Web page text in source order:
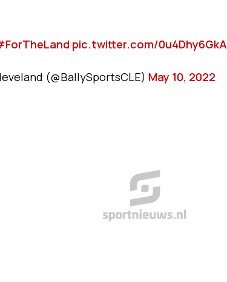
pic.twitter.com/0u4Dhy6GkA
(@BallySportsCLE) May 10, 2022